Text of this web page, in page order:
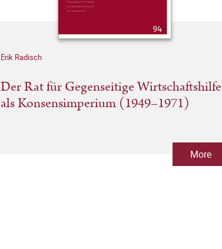
Erik Radisch
Der Rat für Gegenseitige Wirtschaftshilfe
als Konsensimperium (1949–1971)
More